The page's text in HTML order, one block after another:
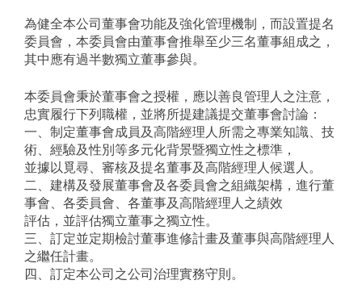
為健全本公司董事會功能及強化管理機制，而設置提名
委員會，本委員會由董事會推舉至少三名董事組成之，
其中應有過半數獨立董事參與。
本委員會秉於董事會之授權，應以善良管理人之注意，
忠實履行下列職權，並將所提建議提交董事會討論：
一、制定董事會成員及高階經理人所需之專業知識、技
術、經驗及性別等多元化背景暨獨立性之標準，
並據以覓尋、審核及提名董事及高階經理人候選人。
二、建構及發展董事會及各委員會之組織架構，進行董
事會、各委員會、各董事及高階經理人之績效
評估，並評估獨立董事之獨立性。
三、訂定並定期檢討董事進修計畫及董事與高階經理人
之繼任計畫。
四、訂定本公司之公司治理實務守則。